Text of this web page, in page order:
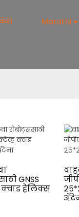
Marathi
GNSS
क्वाड हेलिक्स